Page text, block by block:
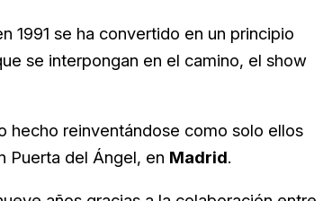
1991 se ha convertido en un principio
se interpongan en el camino, el show
hecho reinventándose como solo ellos
Puerta del Ángel, en Madrid.